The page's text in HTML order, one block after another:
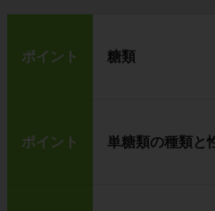
ポイント 糖類
ポイント 単糖類の種類と